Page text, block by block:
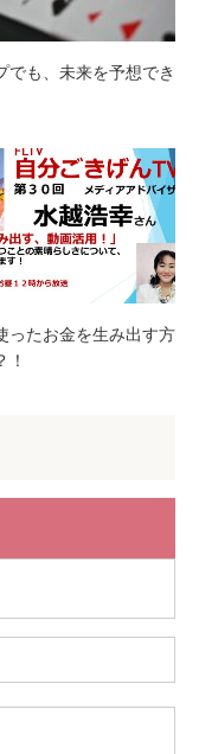
でも、未来を予想でき
ったお金を生み出す方
！